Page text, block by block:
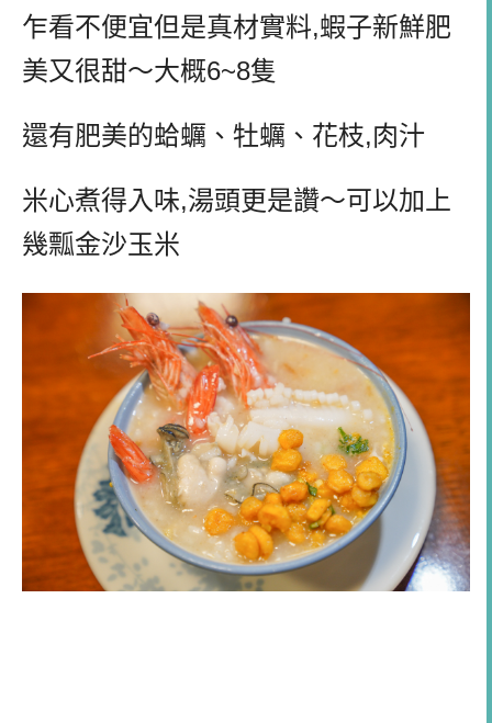
乍看不便宜但是真材實料,蝦子新鮮肥
美又很甜～大概6~8隻
還有肥美的蛤蠣、牡蠣、花枝,肉汁
米心煮得入味,湯頭更是讚～可以加上
幾瓢金沙玉米